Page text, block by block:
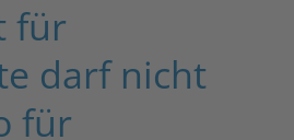
für
darf nicht
für